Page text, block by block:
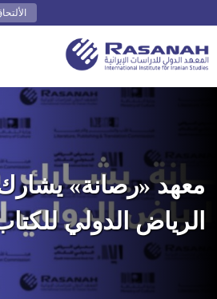
معهد «رصانة»
الرياض الدولي للكتاب